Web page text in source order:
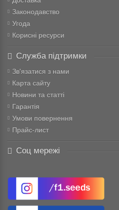
Законодавство
Угода
Корисні ресурси
Служба підтримки
Зв'язатися з нами
Карта сайту
Новини та статті
Гарантія
Умови повернення
Прайс-лист
Соц мережі